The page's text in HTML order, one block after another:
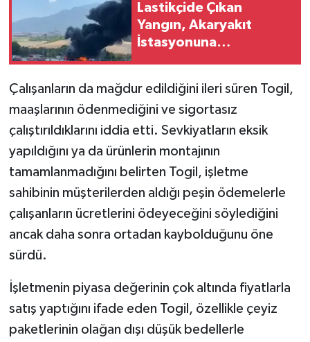
Lastikçide Çıkan
Yangın, Akaryakıt
İstasyonuna
Çalışanların da mağdur edildiğini ileri süren Togil,
maaşlarının ödenmediğini ve sigortasız
çalıştırıldıklarını iddia etti. Sevkiyatların eksik
yapıldığını ya da ürünlerin montajının
tamamlanmadığını belirten Togil, işletme
sahibinin müşterilerden aldığı peşin ödemelerle
çalışanların ücretlerini ödeyeceğini söylediğini
ancak daha sonra ortadan kaybolduğunu öne
sürdü.
İşletmenin piyasa değerinin çok altında fiyatlarla
satış yaptığını ifade eden Togil, özellikle çeyiz
paketlerinin olağan dışı düşük bedellerle